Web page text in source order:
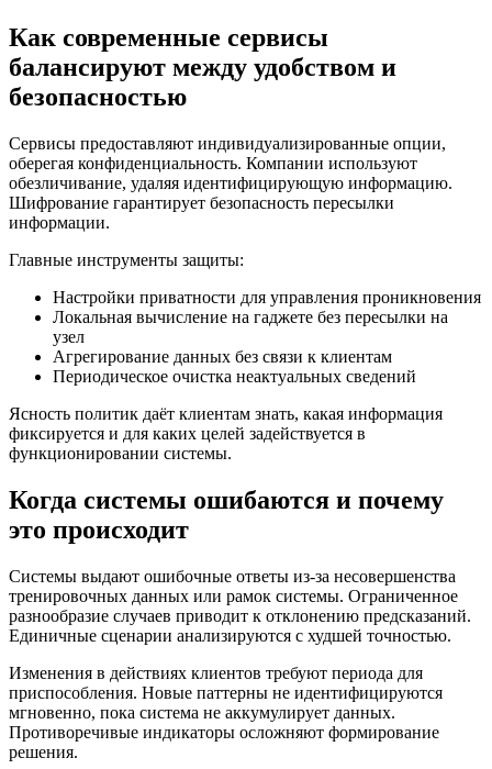
Как современные сервисы
балансируют между удобством и
безопасностью
Сервисы предоставляют индивидуализированные опции,
оберегая конфиденциальность. Компании используют
обезличивание, удаляя идентифицирующую информацию.
Шифрование гарантирует безопасность пересылки
информации.
Главные инструменты защиты:
Настройки приватности для управления проникновения
Локальная вычисление на гаджете без пересылки на
узел
Агрегирование данных без связи к клиентам
Периодическое очистка неактуальных сведений
Ясность политик даёт клиентам знать, какая информация
фиксируется и для каких целей задействуется в
функционировании системы.
Когда системы ошибаются и почему
это происходит
Системы выдают ошибочные ответы из-за несовершенства
тренировочных данных или рамок системы. Ограниченное
разнообразие случаев приводит к отклонению предсказаний.
Единичные сценарии анализируются с худшей точностью.
Изменения в действиях клиентов требуют периода для
приспособления. Новые паттерны не идентифицируются
мгновенно, пока система не аккумулирует данных.
Противоречивые индикаторы осложняют формирование
решения.